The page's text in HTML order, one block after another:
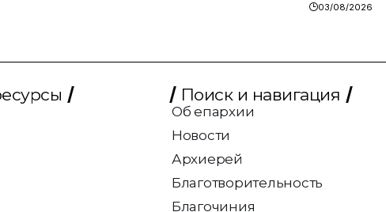
03/08/2026
Поиск и навигация
Об епархии
Новости
Архиерей
Благотворительность
Благочиния